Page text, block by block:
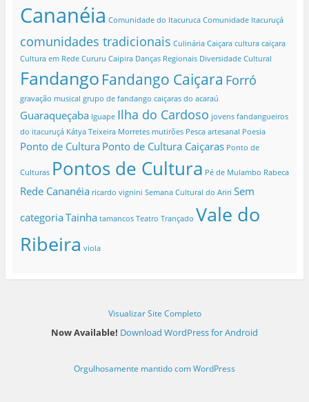
Cananéia Comunidade do Itacuruca Comunidade Itacuruçá
comunidades tradicionais Culinária Caiçara cultura caiçara
Cultura em Rede Cururu Caipira Danças Regionais Diversidade Cultural
Fandango Fandango Caiçara Forró
gravação musical grupo de fandango caiçaras do acaraú
Guaraqueçaba Iguape Ilha do Cardoso jovens fandangueiros
do itacuruçá Kátya Teixeira Morretes mutirões Pesca artesanal Poesia
Ponto de Cultura Ponto de Cultura Caiçaras Ponto de
Culturas Pontos de Cultura Pé de Mulambo Rabeca
Rede Cananéia ricardo vignini Semana Cultural do Ariri Sem
categoriaTainha tamancos Teatro Trançado Vale do
Ribeira viola
Visualizar Site Completo
Now Available! Download WordPress for Android
Orgulhosamente mantido com WordPress